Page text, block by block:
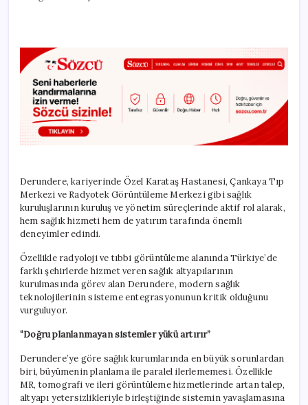
Derundere, kariyerinde Özel Karataş Hastanesi, Çankaya Tıp
Merkezi ve Radyotek Görüntüleme Merkezi gibi sağlık
kuruluşlarının kuruluş ve yönetim süreçlerinde aktif rol alarak,
hem sağlık hizmeti hem de yatırım tarafında önemli
deneyimler edindi.
Özellikle radyoloji ve tıbbi görüntüleme alanında Türkiye’de
farklı şehirlerde hizmet veren sağlık altyapılarının
kurulmasında görev alan Derundere, modern sağlık
teknolojilerinin sisteme entegrasyonunun kritik olduğunu
vurguluyor.
“Doğru planlanmayan sistemler yükü artırır”
Derundere’ye göre sağlık kurumlarında en büyük sorunlardan
biri, büyümenin planlama ile paralel ilerlememesi. Özellikle
MR, tomografi ve ileri görüntüleme hizmetlerinde artan talep,
altyapı yetersizlikleriyle birleştiğinde sistemin yavaşlamasına